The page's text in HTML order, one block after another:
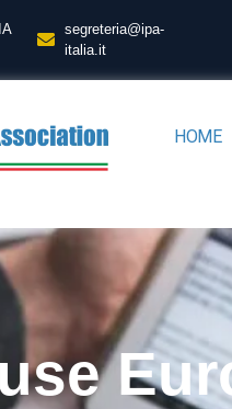
segreteria@ipa-
italia.it
HOME